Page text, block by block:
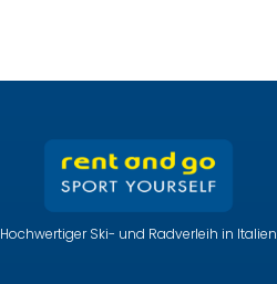
Hochwertiger Ski- und Radverleih in Italien